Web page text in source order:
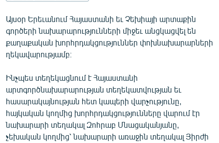
ՂԱՐԱԲԱՂ
ՊԱՏԵՐԱԶՄԻ 6 ՇԱԲԱԹՆԵՐԸ
ՏԱՐԱԾԱՇՐՋԱՆ
ՄԻՋԱԶԳԱՅԻՆ
ՄՇԱԿՈՒՅԹ
ՍՊՈՐՏ
ՄԵԿՆԱԲԱՆՈՒԹՅՈՒՆ
Այսօր Երեւանում Հայաստանի եւ Չեխիայի արտաքին
գործերի նախարարությունների միջեւ անցկացվել են
քաղաքական խորհրդակցություններ փոխնախարարների
ղեկավարությամբ։
Ինչպես տեղեկացնում է Հայաստանի
արտգործնախարարության տեղեկատվության եւ
հասարակայնության հետ կապերի վարչությունը,
հայկական կողմից խորհրդակցությունները վարում էր
նախարարի տեղակալ Զոհրաբ Մնացականյանը,
չեխական կողմից՝ նախարարի առաջին տեղակալ Յիրժի